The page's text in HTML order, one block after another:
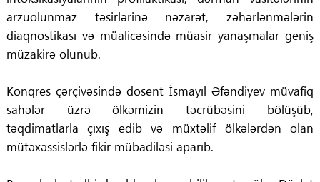
arzuolunmaz təsirlərinə nəzarət, zəhərlənmələrin
diaqnostikası və müalicəsində müasir yanaşmalar geniş
müzakirə olunub.
Konqres çərçivəsində dosent İsmayıl Əfəndiyev müvafiq
sahələr üzrə ölkəmizin təcrübəsini bölüşüb,
təqdimatlarla çıxış edib və müxtəlif ölkələrdən olan
mütəxəssislərlə fikir mübadiləsi aparıb.